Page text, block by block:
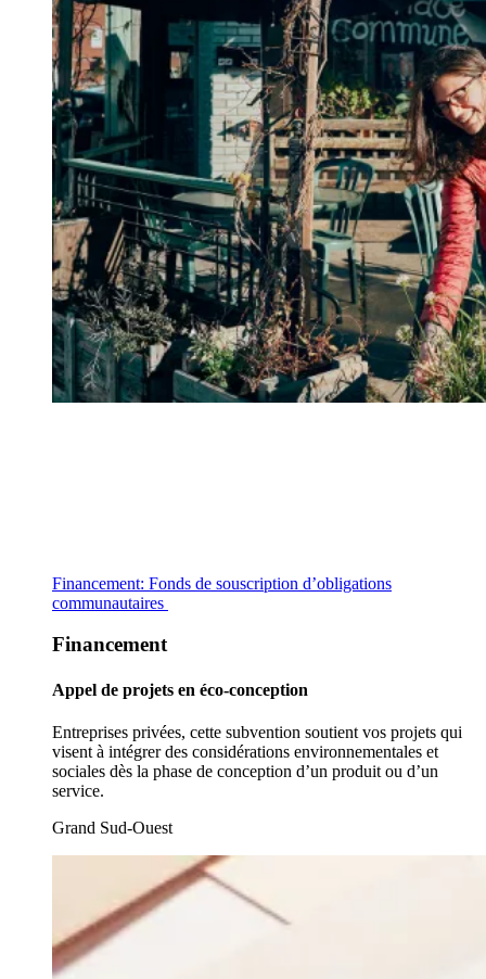
Financement: Fonds de souscription d’obligations
communautaires
Financement
Appel de projets en éco-conception
Entreprises privées, cette subvention soutient vos projets qui
visent à intégrer des considérations environnementales et
sociales dès la phase de conception d’un produit ou d’un
service.
Grand Sud-Ouest